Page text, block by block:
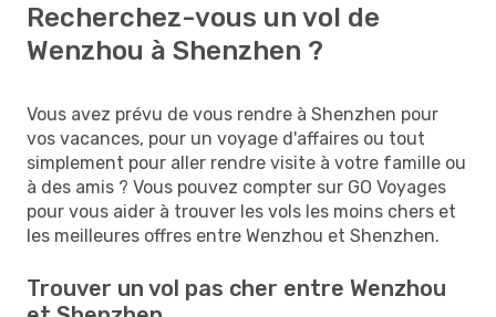
Recherchez-vous un vol de
Wenzhou à Shenzhen ?
Vous avez prévu de vous rendre à Shenzhen pour
vos vacances, pour un voyage d'affaires ou tout
simplement pour aller rendre visite à votre famille ou
à des amis ? Vous pouvez compter sur GO Voyages
pour vous aider à trouver les vols les moins chers et
les meilleures offres entre Wenzhou et Shenzhen.
Trouver un vol pas cher entre Wenzhou